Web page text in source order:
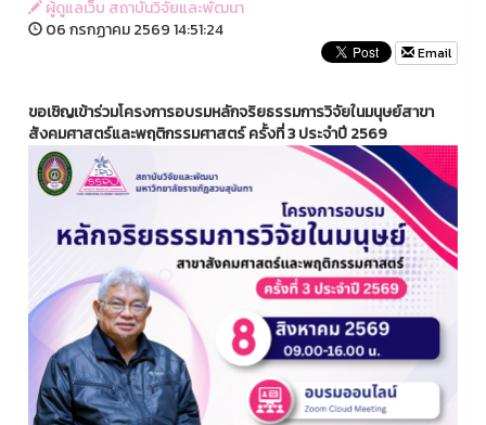
ผู้ดูแลเว็บ สถาบันวิจัยและพัฒนา
06 กรกฏาคม 2569 14:51:24
Email
ขอเชิญเข้าร่วมโครงการอบรมหลักจริยธรรมการวิจัยในมนุษย์สาขา
สังคมศาสตร์และพฤติกรรมศาสตร์ ครั้งที่ 3 ประจำปี 2569